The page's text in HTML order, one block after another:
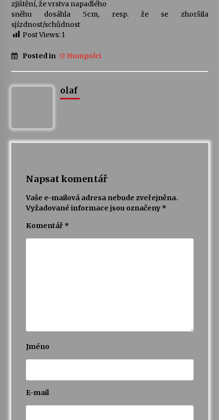
zjištění, že vrstva napadlého
sněhu dosáhla 5cm, resp. že se zhoršila
sjízdnost/schůdnost
Post Views: 1
Posted in O Humpolci
olaf
Napsat komentář
Vaše e-mailová adresa nebude zveřejněna.
Vyžadované informace jsou označeny *
Komentář *
Jméno
E-mail